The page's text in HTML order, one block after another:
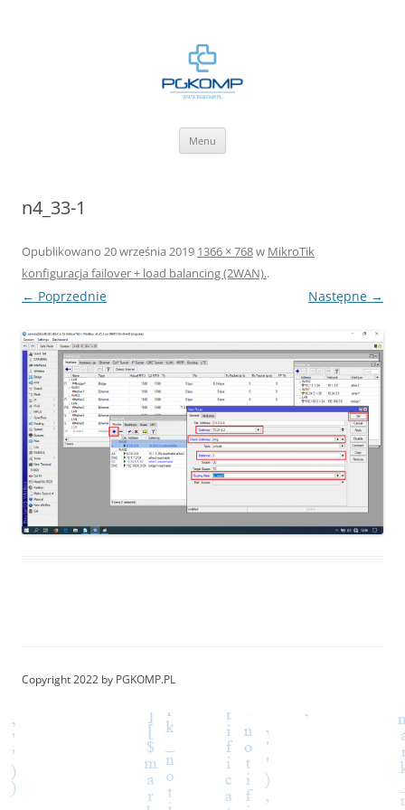
Menu
n4_33-1
Opublikowano 20 września 2019 1366 × 768w MikroTik
konfiguracja failover + load balancing (2WAN)..
← Poprzednie Następne →
Copyright 2022 by PGKOMP.PL